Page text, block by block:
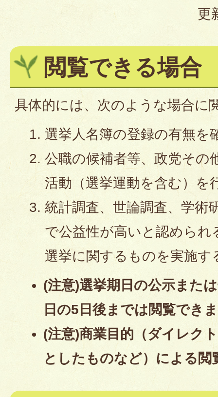
更
閲覧できる場合
具体的には、次のような場合に
選挙人名簿の登録の有無を
公職の候補者等、政党その
活動（選挙運動を含む）を
統計調査、世論調査、学術
で公益性が高いと認められ
選挙に関するものを実施す
(注意)選挙期日の公示また
日の5日後までは閲覧でき
(注意)商業目的（ダイレク
としたものなど）による